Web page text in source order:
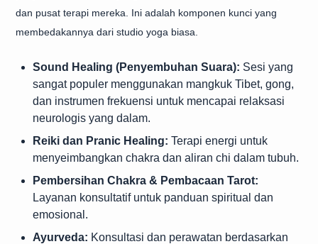
dan pusat terapi mereka. Ini adalah komponen kunci yang
membedakannya dari studio yoga biasa.
Sound Healing (Penyembuhan Suara): Sesi yang
sangat populer menggunakan mangkuk Tibet, gong,
dan instrumen frekuensi untuk mencapai relaksasi
neurologis yang dalam.
Reiki dan Pranic Healing: Terapi energi untuk
menyeimbangkan chakra dan aliran chi dalam tubuh.
Pembersihan Chakra & Pembacaan Tarot:
Layanan konsultatif untuk panduan spiritual dan
emosional.
Ayurveda: Konsultasi dan perawatan berdasarkan